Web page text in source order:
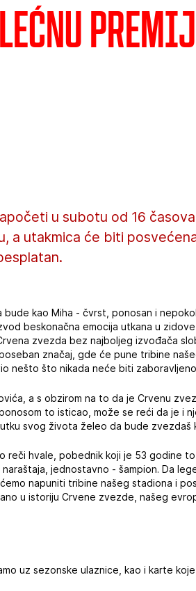
u subotu od 16
a utakmica će biti
kao Miha - čvrst, ponosan i
beskonačna emocija utkana u
zvezda bez najboljeg izvođača
značaj, gde će pune tribine
nešto što nikada neće biti
a s obzirom na to da je Crvenu
to isticao, može se reći da je i
svog života želeo da bude zvezdaš
reči hvale, pobednik koji je 53 godine
jednostavno - šampion. Da
napuniti tribine našeg stadiona i
u istoriju Crvene zvezde, našeg
uz sezonske ulaznice, kao i karte